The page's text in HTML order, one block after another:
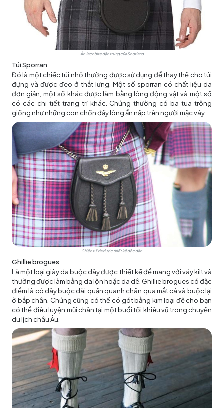
Áo Jacobite đặc trưng của Scotland
Túi Sporran
Đó là một chiếc túi nhỏ thường được sử dụng để thay thế cho túi
đựng và được đeo ở thắt lưng. Một số sporran có chất liệu da
đơn giản, một số khác được làm bằng lông động vật và một số
có các chi tiết trang trí khác. Chúng thường có ba tua trông
giống như những con chồn đầy lông ẩn nấp trên người mặc váy.
Chiếc túi da được thiết kế độc đáo
Ghillie brogues
Là một loại giày da buộc dây được thiết kế để mang với váy kilt và
thường được làm bằng da lộn hoặc da dê. Ghillie brogues có đặc
điểm là có dây buộc dài quấn quanh chân qua mắt cá và buộc lại
ở bắp chân. Chúng cũng có thể có gót bằng kim loại để cho bạn
có thể điêu luyện mũi chân tại một buổi tối khiêu vũ trong chuyến
du lịch châu Âu.